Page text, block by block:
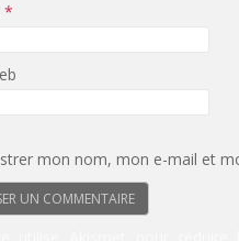
*
mon nom, mon e-mail et